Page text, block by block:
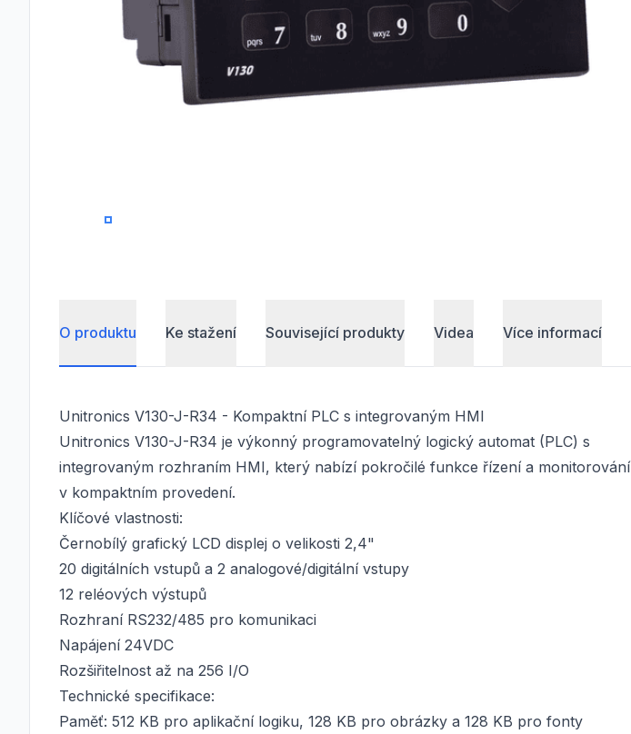
0
O produktu Ke stažení Související produkty Videa Více informací
Unitronics V130-J-R34 - Kompaktní PLC s integrovaným HMI
Unitronics V130-J-R34 je výkonný programovatelný logický automat (PLC) s
integrovaným rozhraním HMI, který nabízí pokročilé funkce řízení a monitorování
v kompaktním provedení.
Klíčové vlastnosti:
Černobílý grafický LCD displej o velikosti 2,4"
20 digitálních vstupů a 2 analogové/digitální vstupy
12 reléových výstupů
Rozhraní RS232/485 pro komunikaci
Napájení 24VDC
Rozšiřitelnost až na 256 I/O
Technické specifikace:
Paměť: 512 KB pro aplikační logiku, 128 KB pro obrázky a 128 KB pro fonty